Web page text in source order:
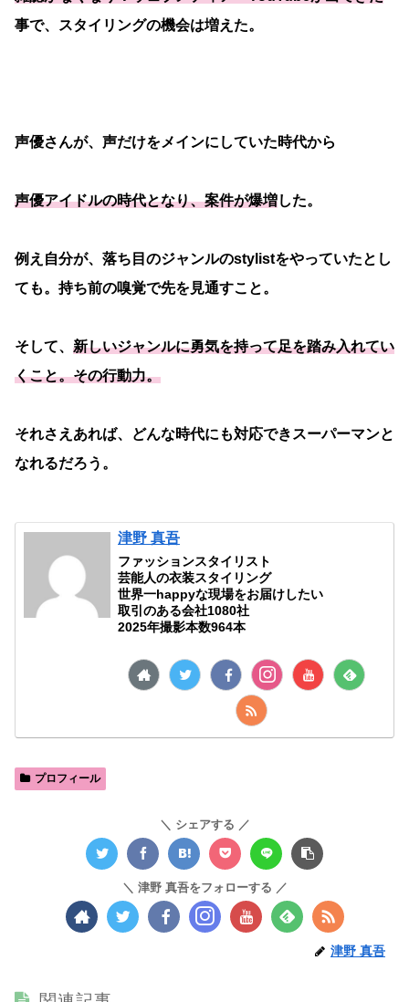
事で、スタイリングの機会は増えた。
声優さんが、声だけをメインにしていた時代から
声優アイドルの時代となり、案件が爆増した。
例え自分が、落ち目のジャンルのstylistをやっていたとし
ても。持ち前の嗅覚で先を見通すこと。
そして、 新しいジャンルに勇気を持って足を踏み入れてい
くこと。その行動力。
それさえあれば、どんな時代にも対応できスーパーマンと
なれるだろう。
津野 真吾
ファッションスタイリスト
芸能人の衣装スタイリング
世界一happyな現場をお届けしたい
取引のある会社1080社
2025年撮影本数964本
プロフィール
シェアする
津野 真吾をフォローする
津野 真吾